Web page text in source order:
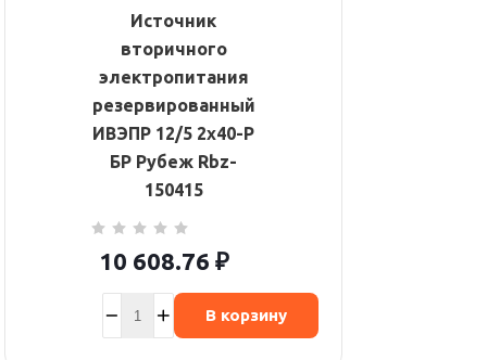
Источник
вторичного
электропитания
резервированный
ИВЭПР 12/5 2х40-Р
БР Рубеж Rbz-
150415
10 608.76 ₽
В корзину